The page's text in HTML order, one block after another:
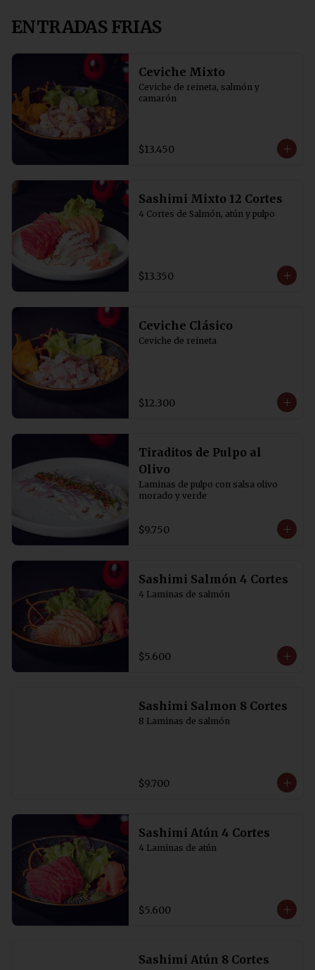
ENTRADAS FRIAS
Ceviche Mixto
Ceviche de reineta, salmón y
camarón
$13.450
Sashimi Mixto 12 Cortes
4 Cortes de Salmón, atún y pulpo
$13.350
Ceviche Clásico
Ceviche de reineta
$12.300
Tiraditos de Pulpo al
Olivo
Laminas de pulpo con salsa olivo
morado y verde
$9.750
Sashimi Salmón 4 Cortes
4 Laminas de salmón
$5.600
Sashimi Salmon 8 Cortes
8 Laminas de salmón
$9.700
Sashimi Atún 4 Cortes
4 Laminas de atún
$5.600
Sashimi Atún 8 Cortes